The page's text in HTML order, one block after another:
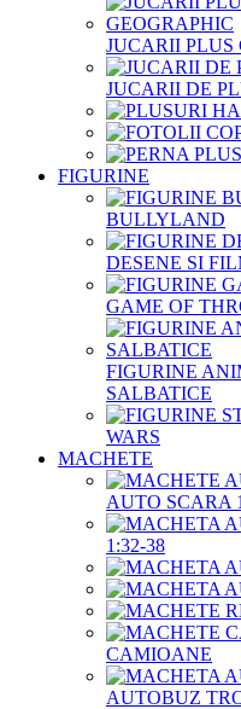
JUCARII PLUS
JUCARII DE
FIGURINE
BULLYLAND
DESENE SI
GAME OF
FIGURINE
SALBATICE
WARS
MACHETE
AUTO SCARA
1:32-38
CAMIOANE
AUTOBUZ